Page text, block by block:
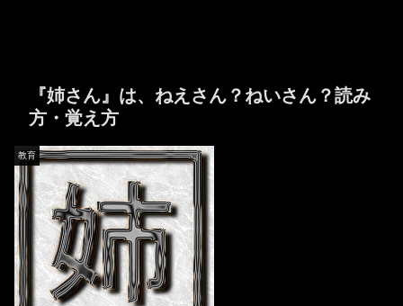
『姉さん』は、ねえさん？ねいさん？読み
方・覚え方
教育